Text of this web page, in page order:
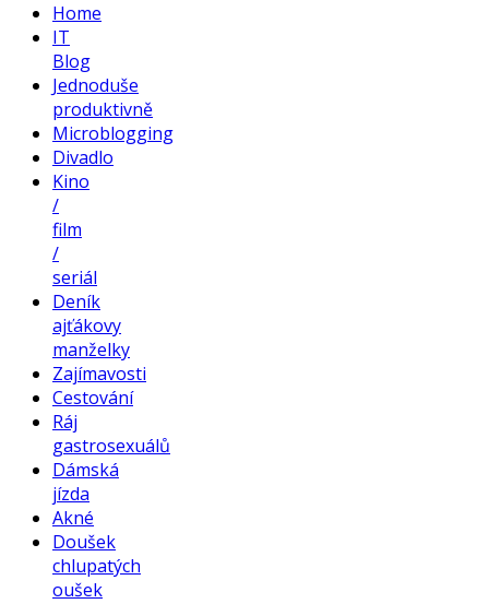
Home
IT
Blog
Jednoduše
produktivně
Microblogging
Divadlo
Kino
/
film
/
seriál
Deník
ajťákovy
manželky
Zajímavosti
Cestování
Ráj
gastrosexuálů
Dámská
jízda
Akné
Doušek
chlupatých
oušek